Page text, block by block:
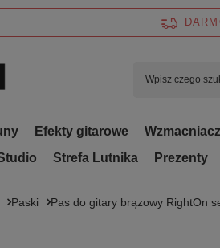
Efekty gitarowe
Strefa Lutnika Prezenty
Paski Pas do gitary brązowy RightOn